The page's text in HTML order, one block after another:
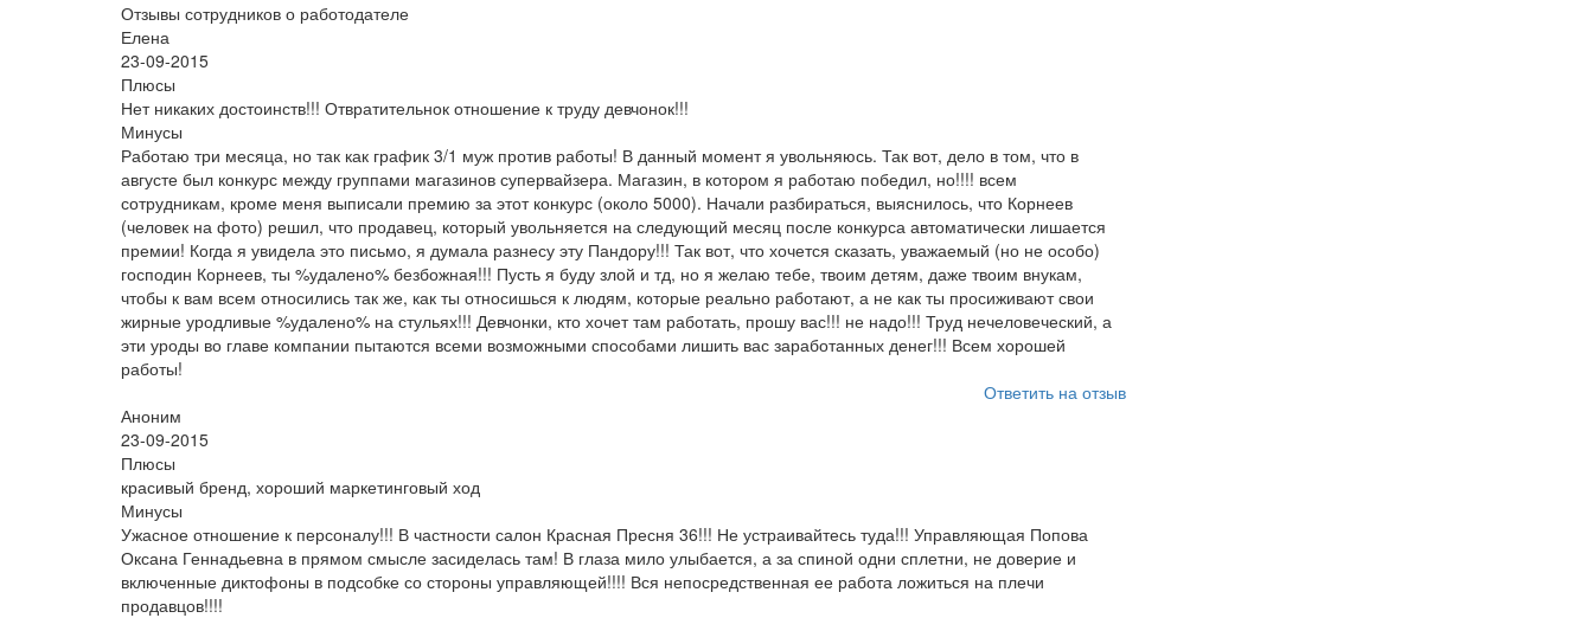
Отзывы сотрудников о работодателе
Елена
23-09-2015
Плюсы
Нет никаких достоинств!!! Отвратительнок отношение к труду девчонок!!!
Минусы
Работаю три месяца, но так как график 3/1 муж против работы! В данный момент я увольняюсь. Так вот, дело в том, что в
августе был конкурс между группами магазинов супервайзера. Магазин, в котором я работаю победил, но!!!! всем
сотрудникам, кроме меня выписали премию за этот конкурс (около 5000). Начали разбираться, выяснилось, что Корнеев
(человек на фото) решил, что продавец, который увольняется на следующий месяц после конкурса автоматически лишается
премии! Когда я увидела это письмо, я думала разнесу эту Пандору!!! Так вот, что хочется сказать, уважаемый (но не особо)
господин Корнеев, ты %удалено% безбожная!!! Пусть я буду злой и тд, но я желаю тебе, твоим детям, даже твоим внукам,
чтобы к вам всем относились так же, как ты относишься к людям, которые реально работают, а не как ты просиживают свои
жирные уродливые %удалено% на стульях!!! Девчонки, кто хочет там работать, прошу вас!!! не надо!!! Труд нечеловеческий, а
эти уроды во главе компании пытаются всеми возможными способами лишить вас заработанных денег!!! Всем хорошей
работы!
Ответить на отзыв
Аноним
23-09-2015
Плюсы
красивый бренд, хороший маркетинговый ход
Минусы
Ужасное отношение к персоналу!!! В частности салон Красная Пресня 36!!! Не устраивайтесь туда!!! Управляющая Попова
Оксана Геннадьевна в прямом смысле засиделась там! В глаза мило улыбается, а за спиной одни сплетни, не доверие и
включенные диктофоны в подсобке со стороны управляющей!!!! Вся непосредственная ее работа ложиться на плечи
продавцов!!!!